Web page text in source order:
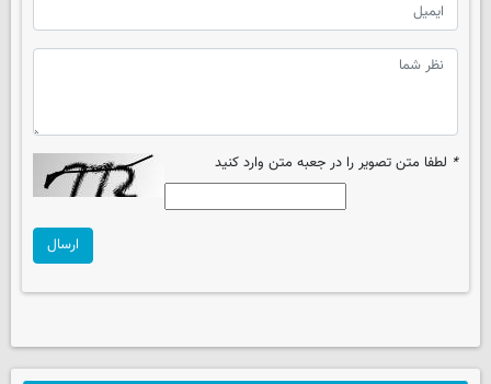
* لطفا متن تصویر را در جعبه متن وارد کنید
ارسال